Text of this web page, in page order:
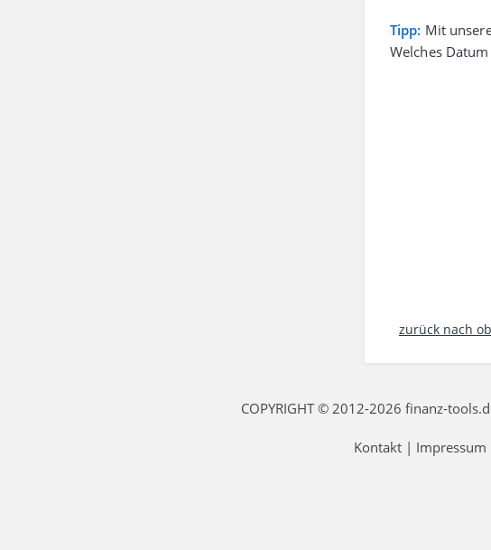
Tipp: Mit
Welches
zurück nach
COPYRIGHT © 2012-2026 finanz-
Kontakt| Impressum